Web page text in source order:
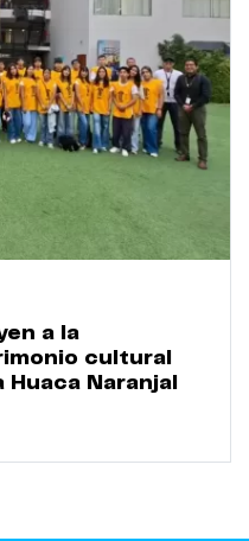
a la
cultural
Naranjal